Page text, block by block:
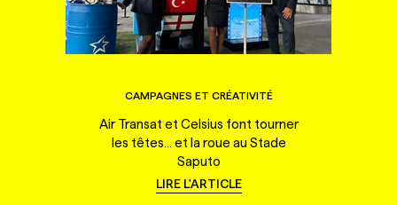
CAMPAGNES ET CRÉATIVITÉ
Air Transat et Celsius font tourner
les têtes... et la roue au Stade
Saputo
LIRE L'ARTICLE